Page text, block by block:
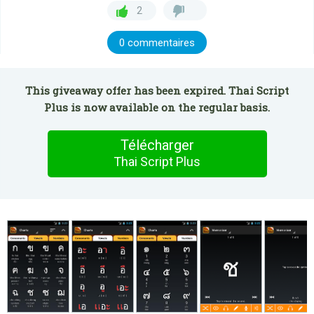
2
0 commentaires
This giveaway offer has been expired. Thai Script
Plus is now available on the regular basis.
Télécharger
Thai Script Plus